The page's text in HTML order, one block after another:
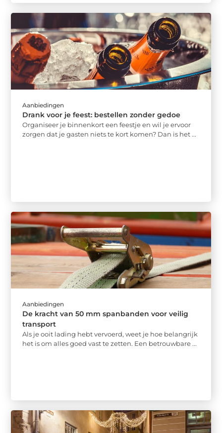
Aanbiedingen
Drank voor je feest: bestellen zonder gedoe
Organiseer je binnenkort een feestje en wil je ervoor
zorgen dat je gasten niets te kort komen? Dan is het ...
Aanbiedingen
De kracht van 50 mm spanbanden voor veilig
transport
Als je ooit lading hebt vervoerd, weet je hoe belangrijk
het is om alles goed vast te zetten. Een betrouwbare ...